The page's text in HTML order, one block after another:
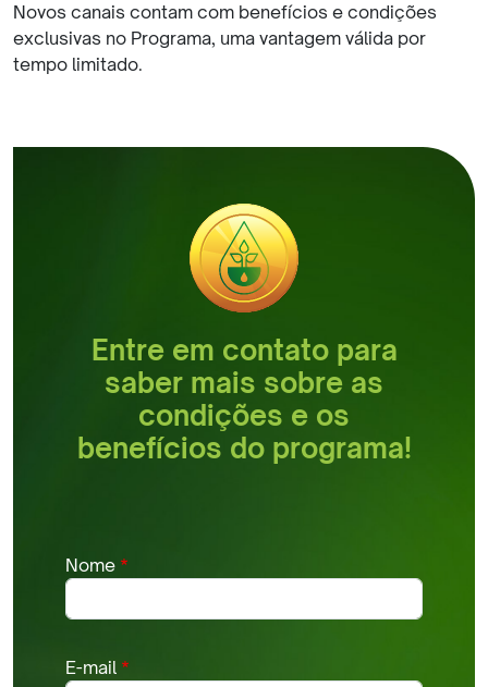
Novos canais contam com benefícios e condições
exclusivas no Programa, uma vantagem válida por
tempo limitado.
Entre em contato para
saber mais sobre as
condições e os
benefícios do programa!
Nome
E-mail